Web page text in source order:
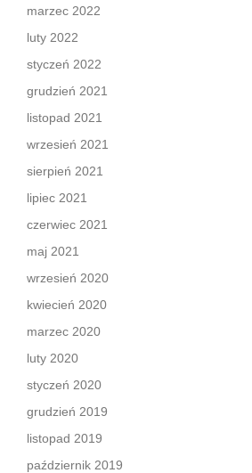
marzec 2022
luty 2022
styczeń 2022
grudzień 2021
listopad 2021
wrzesień 2021
sierpień 2021
lipiec 2021
czerwiec 2021
maj 2021
wrzesień 2020
kwiecień 2020
marzec 2020
luty 2020
styczeń 2020
grudzień 2019
listopad 2019
październik 2019